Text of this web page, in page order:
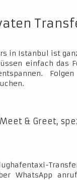
in Istanbul ist
einfach das
& Greet,
WhatsApp